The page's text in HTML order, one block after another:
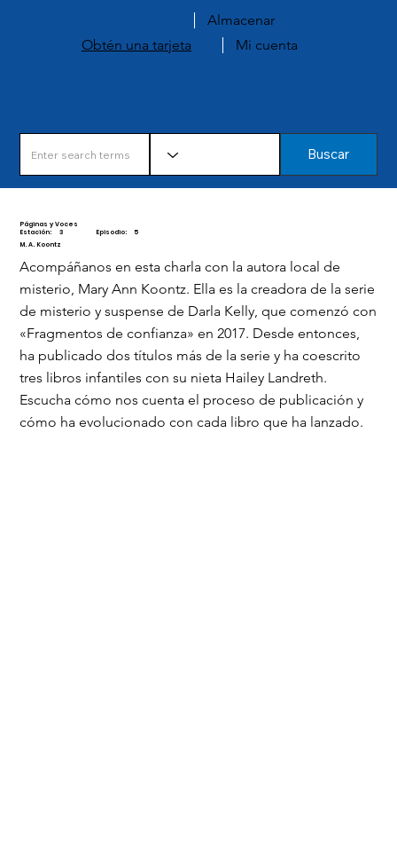
Almacenar
Obtén una tarjeta
Mi cuenta
Buscar
Páginas y Voces
Estación:
3 Episodio:
5
M. A. Koontz
Acompáñanos en esta charla con la autora local de
misterio, Mary Ann Koontz. Ella es la creadora de la serie
de misterio y suspense de Darla Kelly, que comenzó con
«Fragmentos de confianza» en 2017. Desde entonces,
ha publicado dos títulos más de la serie y ha coescrito
tres libros infantiles con su nieta Hailey Landreth.
Escucha cómo nos cuenta el proceso de publicación y
cómo ha evolucionado con cada libro que ha lanzado.